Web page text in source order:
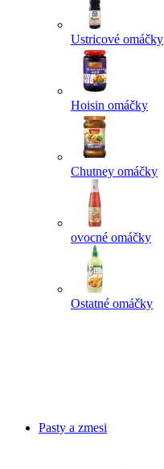
Ustricové omáčky
Hoisin omáčky
Chutney omáčky
ovocné omáčky
Ostatné omáčky
Pasty a zmesi